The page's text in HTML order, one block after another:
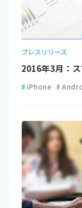
プレスリリース
2016年3月：
# iPhone #